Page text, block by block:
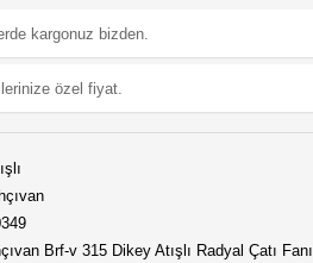
kargonuz bizden.
özel fiyat.
Brf-v 315 Dikey Atışlı Radyal Çatı Fanı